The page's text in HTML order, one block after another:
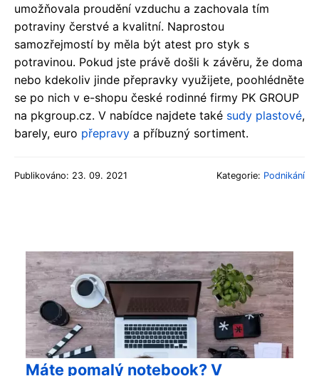
umožňovala proudění vzduchu a zachovala tím
potraviny čerstvé a kvalitní. Naprostou
samozřejmostí by měla být atest pro styk s
potravinou. Pokud jste právě došli k závěru, že doma
nebo kdekoliv jinde přepravky využijete, poohlédněte
se po nich v e-shopu české rodinné firmy PK GROUP
na pkgroup.cz. V nabídce najdete také sudy plastové,
barely, euro přepravy a příbuzný sortiment.
Publikováno: 23. 09. 2021 Kategorie: Podnikání
Máte pomalý notebook? V